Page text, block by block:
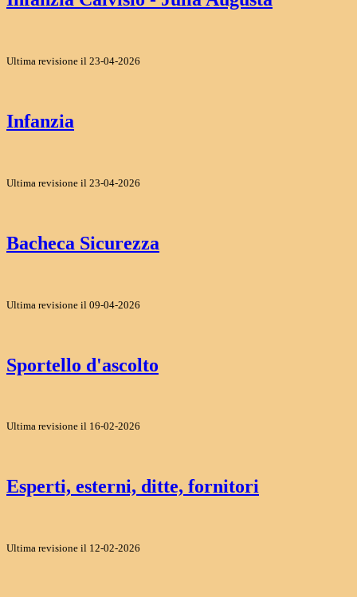
Ultima revisione il 23-04-2026
Infanzia
Ultima revisione il 23-04-2026
Bacheca Sicurezza
Ultima revisione il 09-04-2026
Sportello d'ascolto
Ultima revisione il 16-02-2026
Esperti, esterni, ditte, fornitori
Ultima revisione il 12-02-2026